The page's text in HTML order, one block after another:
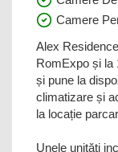
Camere
Alex
RomExpo și la
și pune la
climatizare și
la locație
Unele unități